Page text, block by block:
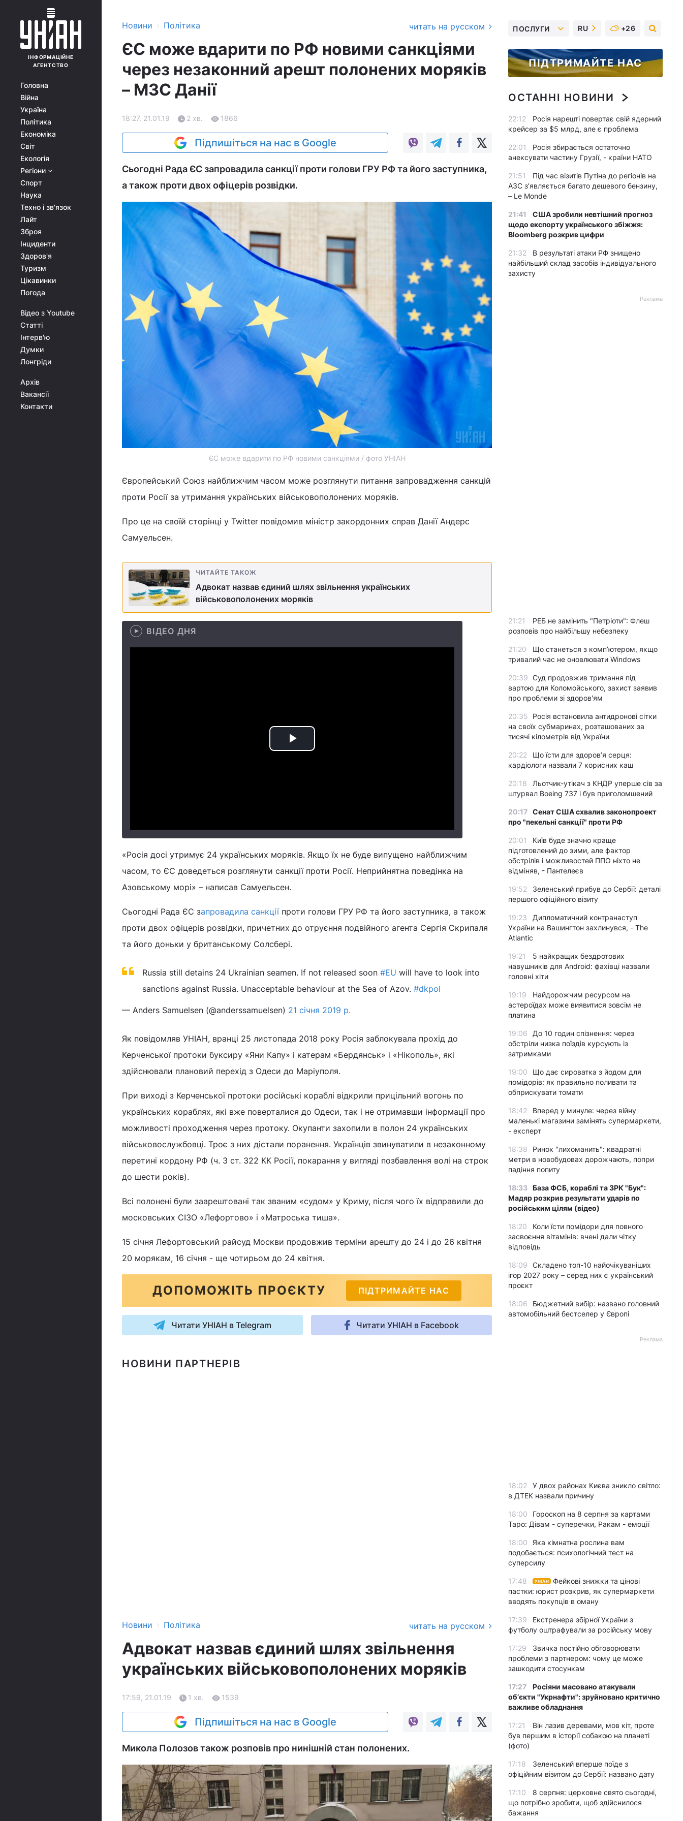
ІНФОРМАЦІЙНЕ
АГЕНТСТВО
Головна
Війна
Україна
Політика
Економіка
Світ
Екологія
Регіони
Спорт
Наука
Техно і зв'язок
Лайт
Зброя
Інциденти
Здоров'я
Туризм
Цікавинки
Погода
Відео з Youtube
Статті
Інтерв'ю
Думки
Лонгріди
Архів
Вакансії
Контакти
Новини › Політика читать на русском
ЄС може вдарити по РФ новими санкціями
через незаконний арешт полонених моряків
– МЗС Данії
18:27, 21.01.19 2 хв. 1866
Підпишіться на нас в Google
Сьогодні Рада ЄС запровадила санкції проти голови ГРУ РФ та його заступника,
а також проти двох офіцерів розвідки.
ЄС може вдарити по РФ новими санкціями / фото УНІАН
Європейський Союз найближчим часом може розглянути питання запровадження санкцій
проти Росії за утримання українських військовополонених моряків.
Про це на своїй сторінці у Twitter повідомив міністр закордонних справ Данії Андерс
Самуельсен.
ЧИТАЙТЕ ТАКОЖ
Адвокат назвав єдиний шлях звільнення українських
військовополонених моряків
ВІДЕО ДНЯ
Play
«Росія досі утримує 24 українських моряків. Якщо їх не буде випущено найближчим
часом, то ЄС доведеться розглянути санкції проти Росії. Неприйнятна поведінка на
Азовському морі» – написав Самуельсен.
Сьогодні Рада ЄС запровадила санкціїпроти голови ГРУ РФ та його заступника, а також
проти двох офіцерів розвідки, причетних до отруєння подвійного агента Сергія Скрипаля
та його доньки у британському Солсбері.
Russia still detains 24 Ukrainian seamen. If not released soon #EU will have to look into
sanctions against Russia. Unacceptable behaviour at the Sea of Azov. #dkpol
— Anders Samuelsen (@anderssamuelsen) 21 січня 2019 р.
Як повідомляв УНІАН, вранці 25 листопада 2018 року Росія заблокувала прохід до
Керченської протоки буксиру «Яни Капу» і катерам «Бердянськ» і «Нікополь», які
здійснювали плановий перехід з Одеси до Маріуполя.
При виході з Керченської протоки російські кораблі відкрили прицільний вогонь по
українських кораблях, які вже поверталися до Одеси, так і не отримавши інформації про
можливості проходження через протоку. Окупанти захопили в полон 24 українських
військовослужбовці. Троє з них дістали поранення. Українців звинуватили в незаконному
перетині кордону РФ (ч. 3 ст. 322 КК Росії, покарання у вигляді позбавлення волі на строк
до шести років).
Всі полонені були заарештовані так званим «судом» у Криму, після чого їх відправили до
московських СІЗО «Лефортово» і «Матроська тиша».
15 січня Лефортовський райсуд Москви продовжив терміни арешту до 24 і до 26 квітня
20 морякам, 16 січня - ще чотирьом до 24 квітня.
ДОПОМОЖІТЬ ПРОЄКТУ ПІДТРИМАЙТЕ НАС
Читати УНІАН в Telegram Читати УНІАН в Facebook
НОВИНИ ПАРТНЕРІВ
Новини › Політика читать на русском
Адвокат назвав єдиний шлях звільнення
українських військовополонених моряків
17:59, 21.01.19 1 хв. 1539
Підпишіться на нас в Google
Микола Полозов також розповів про нинішній стан полонених.
ПОСЛУГИ RU +26
ПІДТРИМАЙТЕ НАС
ОСТАННІ НОВИНИ
22:12
Росія нарешті повертає свій ядерний
крейсер за $5 млрд, але є проблема
22:01
Росія збирається остаточно
анексувати частину Грузії, - країни НАТО
21:51
Під час візитів Путіна до регіонів на
АЗС з’являється багато дешевого бензину,
– Le Monde
21:41
США зробили невтішний прогноз
щодо експорту українського збіжжя:
Bloomberg розкрив цифри
21:32
В результаті атаки РФ знищено
найбільший склад засобів індивідуального
захисту
Реклама
21:21
РЕБ не замінить "Петріоти": Флеш
розповів про найбільшу небезпеку
21:20
Що станеться з комп’ютером, якщо
тривалий час не оновлювати Windows
20:39 Суд продовжив тримання під
вартою для Коломойського, захист заявив
про проблеми зі здоров'ям
20:35
Росія встановила антидронові сітки
на своїх субмаринах, розташованих за
тисячі кілометрів від України
20:22
Що їсти для здоров’я серця:
кардіологи назвали 7 корисних каш
20:18
Льотчик-утікач з КНДР уперше сів за
штурвал Boeing 737 і був приголомшений
20:17 Сенат США схвалив законопроект
про "пекельні санкції" проти РФ
20:01
Київ буде значно краще
підготовлений до зими, але фактор
обстрілів і можливостей ППО ніхто не
відміняв, - Пантелеєв
19:52
Зеленський прибув до Сербії: деталі
першого офіційного візиту
19:23
Дипломатичний контранаступ
України на Вашингтон захлинувся, - The
Atlantic
19:21
5 найкращих бездротових
навушників для Android: фахівці назвали
головні хіти
19:19
Найдорожчим ресурсом на
астероїдах може виявитися зовсім не
платина
19:06
До 10 годин спізнення: через
обстріли низка поїздів курсують із
затримками
19:00
Що дає сироватка з йодом для
помідорів: як правильно поливати та
обприскувати томати
18:42
Вперед у минуле: через війну
маленькі магазини замінять супермаркети,
- експерт
18:38
Ринок "лихоманить": квадратні
метри в новобудовах дорожчають, попри
падіння попиту
18:33 База ФСБ, кораблі та ЗРК "Бук":
Мадяр розкрив результати ударів по
російським цілям (відео)
18:20
Коли їсти помідори для повного
засвоєння вітамінів: вчені дали чітку
відповідь
18:09
Складено топ-10 найочікуваніших
ігор 2027 року – серед них є український
проєкт
18:06
Бюджетний вибір: названо головний
автомобільний бестселер у Європі
Реклама
18:02
У двох районах Києва зникло світло:
в ДТЕК назвали причину
18:00
Гороскоп на 8 серпня за картами
Таро: Дівам - суперечки, Ракам - емоції
18:00
Яка кімнатна рослина вам
подобається: психологічний тест на
суперсилу
17:48 УНІАН
Фейкові знижки та цінові
пастки: юрист розкрив, як супермаркети
вводять покупців в оману
17:39
Екстренера збірної України з
футболу оштрафували за російську мову
17:29
Звичка постійно обговорювати
проблеми з партнером: чому це може
зашкодити стосункам
17:27
Росіяни масовано атакували
обʼєкти "Укрнафти": зруйновано критично
важливе обладнання
17:21
Він лазив деревами, мов кіт, проте
був першим в історії собакою на планеті
(фото)
17:18
Зеленський вперше поїде з
офіційним візитом до Сербії: названо дату
17:10
8 серпня: церковне свято сьогодні,
що потрібно зробити, щоб здійснилося
бажання